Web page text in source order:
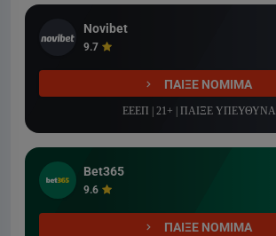
Novibet
9.7
ΠΑΙΞΕ ΝΟΜΙΜΑ
ΕΕΕΠ | 21+ | ΠΑΙΞΕ ΥΠΕΥΘΥΝΑ
Bet365
9.6
ΠΑΙΞΕ ΝΟΜΙΜΑ